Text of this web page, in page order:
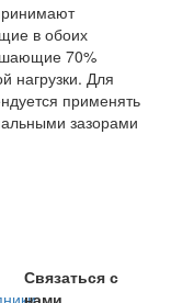
в обоих
70%
нагрузки. Для
применять
зазорами
Связаться с
нами